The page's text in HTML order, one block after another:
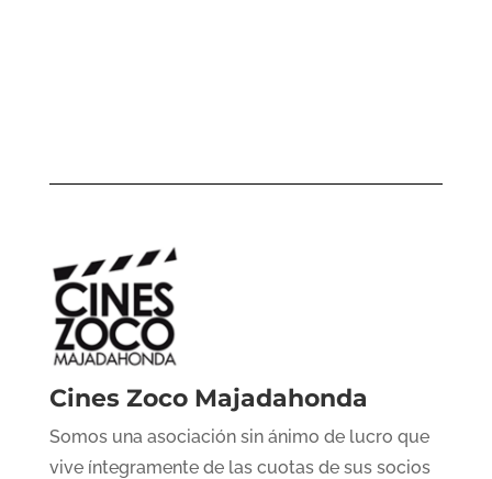
Cines Zoco Majadahonda
Somos una asociación sin ánimo de lucro que
vive íntegramente de las cuotas de sus socios